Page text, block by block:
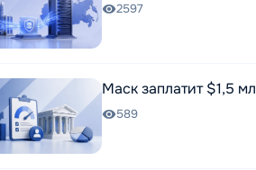
2597
Маск заплатит $1,5
589